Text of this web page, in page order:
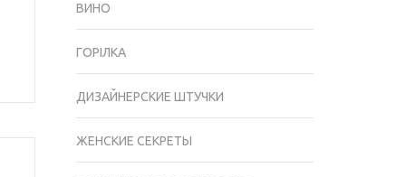
ВИНО
ГОРІЛКА
ДИЗАЙНЕРСКИЕ ШТУЧКИ
ЖЕНСКИЕ СЕКРЕТЫ